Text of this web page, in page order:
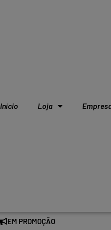
Início Loja
EM PROMOÇÃO